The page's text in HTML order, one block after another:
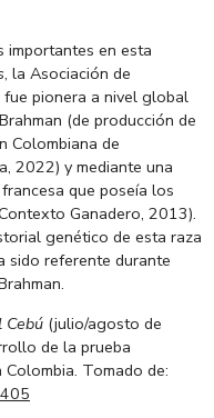
importantes en esta
, la Asociación de
fue pionera a nivel global
(de producción de
Colombiana de
2022) y mediante una
que poseía los
Ganadero, 2013).
genético de esta raza
sido referente durante
Cebú (julio/agosto de
de la prueba
Tomado de: